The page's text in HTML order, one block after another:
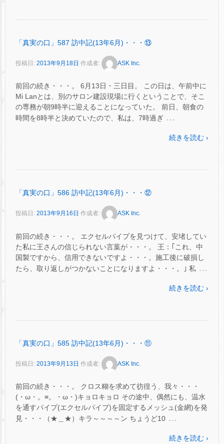
「真実の口」587 訪中記(13年6月)・・・⑬
投稿日: 2013年9月18日 作成者: ASK Inc.
前回の続き・・・。 6月13日・三日目。 この日は、午前中に
Mi Lanとは、別のサロン建設現場に行くということで、そこ
の専務が朝9時半に迎えることになっていた。 前日、朝食の
時間を8時半と決めていたので、私は、7時過ぎ …
続きを読む ›
「真実の口」586 訪中記(13年6月)・・・⑫
投稿日: 2013年9月16日 作成者: ASK Inc.
前回の続き・・・。 エクセルパイプを見つけて、安堵してい
た私に王さんの信じられない言葉が・・・。 王：｢これ、中
国製ですから、信用できないですよ・・・。施工後に破損し
たら、取り返しがつかないことになりますよ・・・。｣ 私 …
続きを読む ›
「真実の口」585 訪中記(13年6月)・・・⑪
投稿日: 2013年9月13日 作成者: ASK Inc.
前回の続き・・・。 クロス糊を求めて彷徨う、我々・・・
(・ω・。≡。・ω・)キョロキョロ その途中、偶然にも、温水
を通すパイプ(エクセルパイプ)を固定するメッシュ(金網)を発
見・・・（★＿★）キラ～～～～ン ちょうど10 …
続きを読む ›